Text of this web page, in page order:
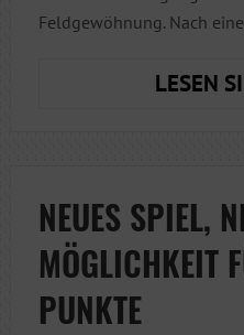
Feldgewöhnung. Nach
LESEN
NEUES SPIEL,
MÖGLICHKEIT
PUNKTE